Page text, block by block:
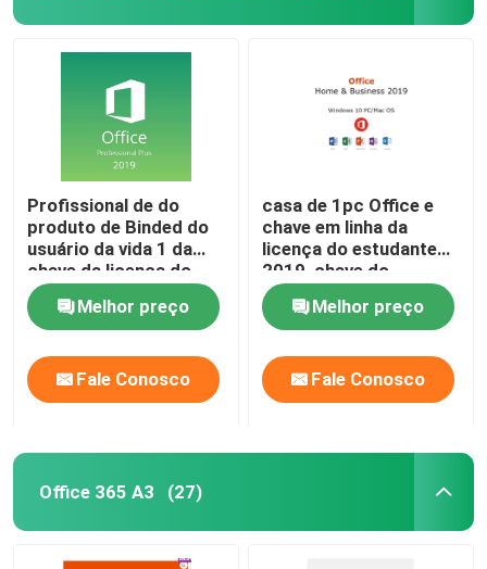
Profissional de do
produto de Binded do
usuário da vida 1 da
chave da licença do
escritório 2019 do
bloco de Digitas
Melhor preço
Fale Conosco
casa de 1pc Office e
chave em linha da
licença do estudante
2019, chave do
produto da palavra do
HB 2019Melhor preço
Fale Conosco
Office 365 A3 (27)